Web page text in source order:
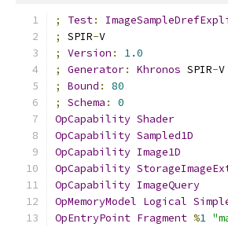
; Test:
;
SPIR-V
;
Version :
1.0
;
Generator: Khronos SPIR-V
;
Bound :
80
;
Schema :
0
OpCapability Shader
OpCapability Sampled1D
OpCapability Image1D
OpCapability
OpCapability ImageQuery
OpMemoryModel Logical
OpEntryPoint Fragment %1